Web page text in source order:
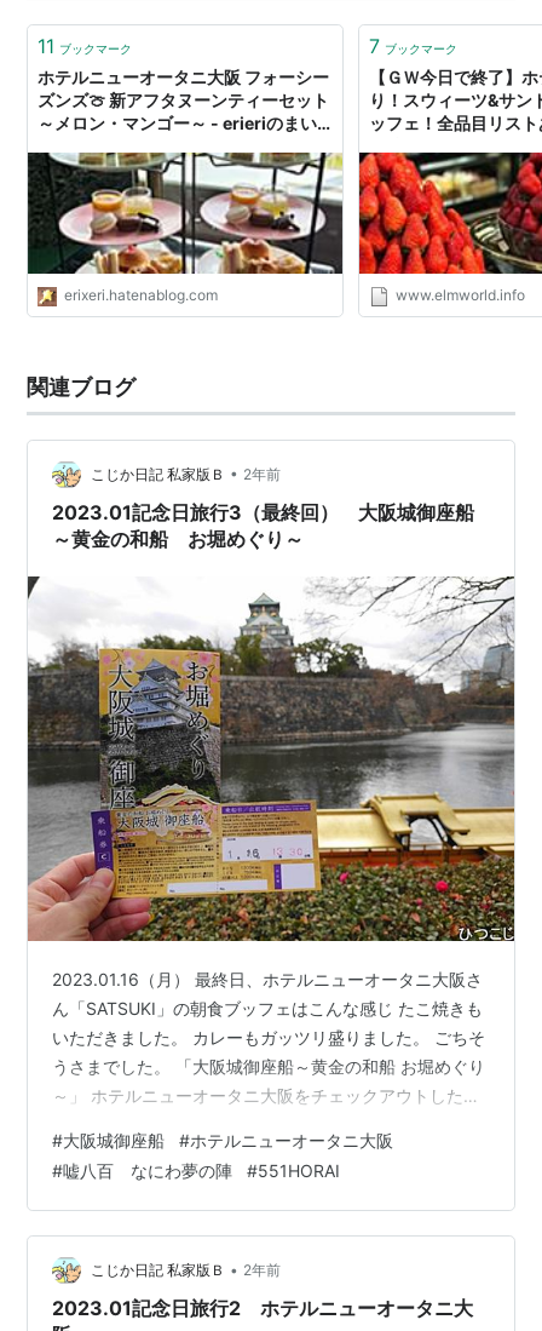
11 ブックマーク
ホテルニューオータニ大阪 フォーシー
ズンズ🍈 新アフタヌーンティーセット
～メロン・マンゴー～ - erieriのまい
erixeri.hatenablog.com
7 ブックマーク
【ＧＷ今日で終了】
り！スウィーツ&サン
ッフェ！全品目リス
eLmworld エルムワ
www.elmworld.info
関連ブログ
こじか日記 私家版Ｂ • 2年前
2023.01記念日旅行3（最終回） 大阪城御座船
～黄金の和船 お堀めぐり～
2023.01.16（月） 最終日、ホテルニューオータニ大阪さ
ん「SATSUKI」の朝食ブッフェはこんな感じ たこ焼きも
いただきました。 カレーもガッツリ盛りました。 ごちそ
うさまでした。 「大阪城御座船～黄金の和船 お堀めぐり
～」 ホテルニューオータニ大阪をチェックアウトしたの
のお堀めぐりを目指します。 ですが、ちょうどお昼休み
にぶつかってしまい、ぶらぶら大阪城を見学。 券売所が
開く12時半に戻って来ました。 今日は平日ですが、外国
の方に大人気で混んでいます。 やっと取れたチケットの
乗船時間は13時半。 40分くらいあるのでまた城内をぶ…
#大阪城御座船 #ホテルニューオータニ大阪
#嘘八百 なにわ夢の陣 #551HORAI
こじか日記 私家版Ｂ • 2年前
2023.01記念日旅行2 ホテルニューオータニ大